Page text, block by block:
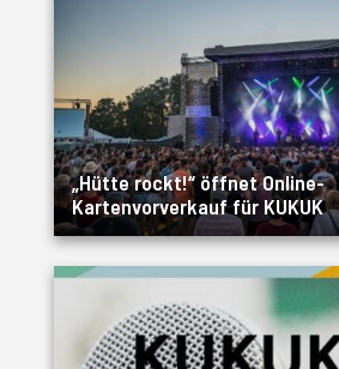
„Hütte rockt!“ öffnet Online-
Kartenvorverkauf für KUKUK